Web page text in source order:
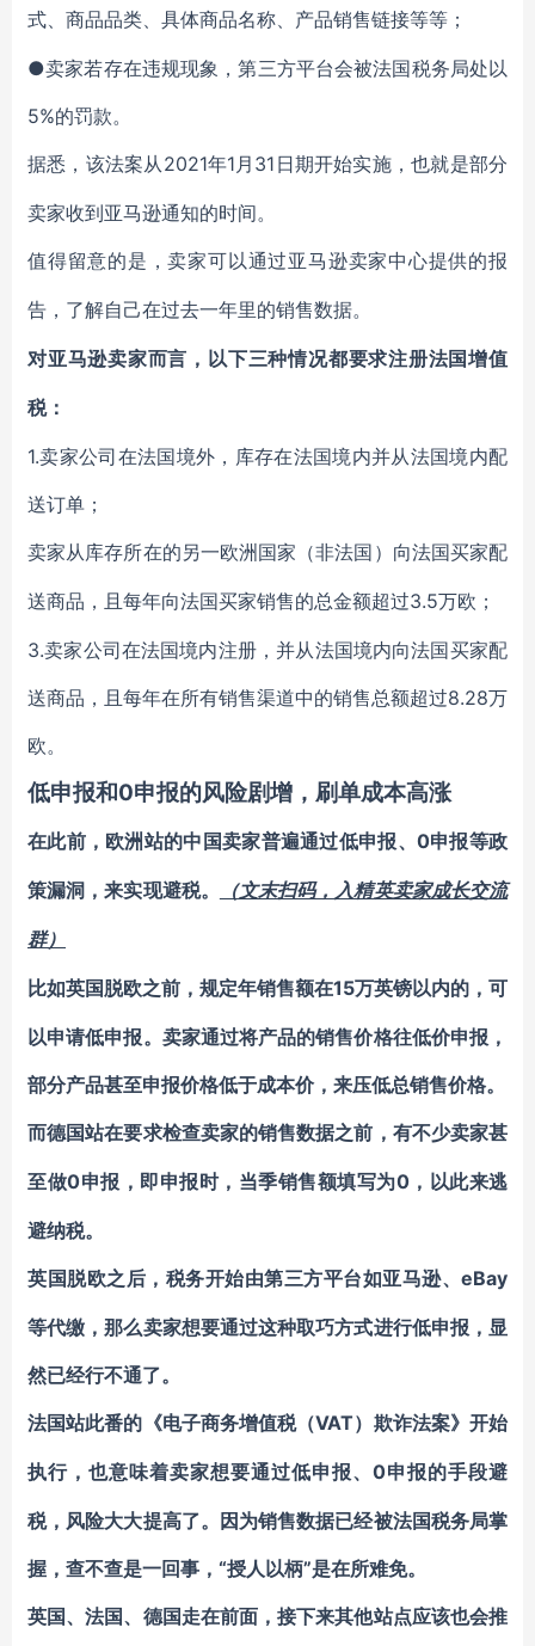
式、商品品类、具体商品名称、产品销售链接等等；
●卖家若存在违规现象，第三方平台会被法国税务局处以
5%的罚款。
据悉，该法案从 2021年1月31日期开始实施，也就是部分
卖家收到亚马逊通知的时间。
值得留意的是，卖家可以通过亚马逊卖家中心提供的报
告，了解自己在过去一年里的销售数据。
对亚马逊卖家而言，以下三种情况都要求注册法国增值
税：
1.卖家公司在法国境外，库存在法国境内并从法国境内配
送订单；
卖家从库存所在的另一欧洲国家（非法国）向法国买家配
送商品，且每年向法国买家销售的总金额超过3.5万欧；
3.卖家公司在法国境内注册，并从法国境内向法国买家配
送商品，且每年在所有销售渠道中的销售总额超过8.28万
欧。
低申报和0申报的风险剧增，刷单成本高涨
在此前，欧洲站的中国卖家普遍通过低申报、 0申报等政
策漏洞，来实现避税。 （文末扫码，入精英卖家成长交流
群）
比如英国脱欧之前，规定年销售额在15万英镑以内的，可
以申请低申报。卖家通过将产品的销售价格往低价申报，
部分产品甚至申报价格低于成本价，来压低总销售价格。
而德国站在要求检查卖家的销售数据之前，有不少卖家甚
至做0申报，即申报时，当季销售额填写为0，以此来逃
避纳税。
英国脱欧之后，税务开始由第三方平台如亚马逊、 eBay
等代缴，那么卖家想要通过这种取巧方式进行低申报，显
然已经行不通了。
法国站此番的 《电子商务增值税（VAT）欺诈法案》 开始
执行，也意味着卖家想要通过低申报、 0申报的手段避
税，风险大大提高了。因为销售数据已经被法国税务局掌
握，查不查是一回事，“授人以柄”是在所难免。
英国、法国、德国走在前面，接下来其他站点应该也会推